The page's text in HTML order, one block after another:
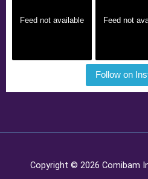
Feed not available Feed not
Follow on
Copyright © 2026 Comibam